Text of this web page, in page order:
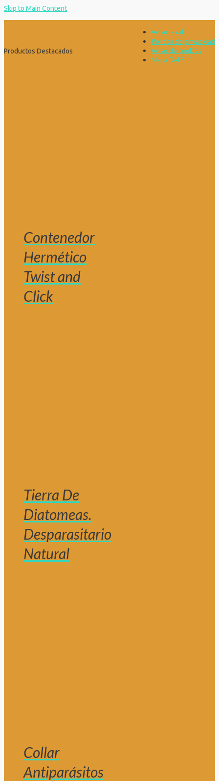
Skip to Main Content
Aviso legal
Política de privacidad
Aviso de cookies
Mapa Del Sitio
Productos Destacados
Contenedor
Hermético
Twist and
Click
Tierra De
Diatomeas.
Desparasitario
Natural
Collar
Antiparásitos